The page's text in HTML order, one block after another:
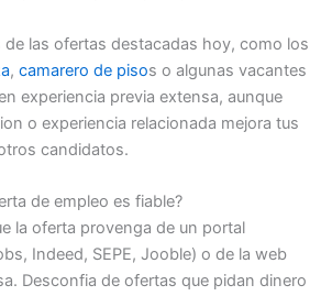
de las ofertas destacadas hoy, como los
, camarero de pisos o algunas vacantes
experiencia previa extensa, aunque
o experiencia relacionada mejora tus
candidatos.
de empleo es fiable?
la oferta provenga de un portal
Indeed, SEPE, Jooble) o de la web
Desconfia de ofertas que pidan dinero